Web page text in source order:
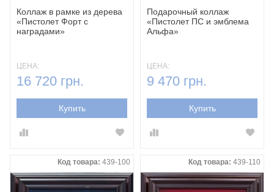
Коллаж в рамке из дерева
«Пистолет Форт с
наградами»
ЦЕНА:
16 720 грн.
Купить
Подарочный коллаж
«Пистолет ПС и эмблема
Альфа»
ЦЕНА:
9 470 грн.
Купить
Код товара: 439-100 Код товара: 439-110